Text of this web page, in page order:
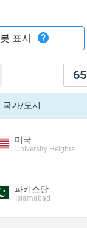
65
봇 표시
국가/도시
미국
University Heights
파키스탄
Islamabad